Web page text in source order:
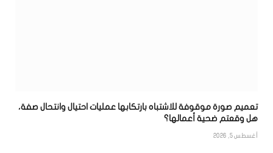
تعميم صورة موقوفة للاشتباه بارتكابها عمليات احتيال وانتحال صفة،
هل وقعتم ضحية أعمالها؟
أغسطس 5, 2026